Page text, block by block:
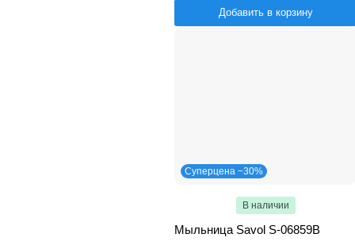
Добавить в корзину
Суперцена −30%
В наличии
Мыльница Savol S-06859B